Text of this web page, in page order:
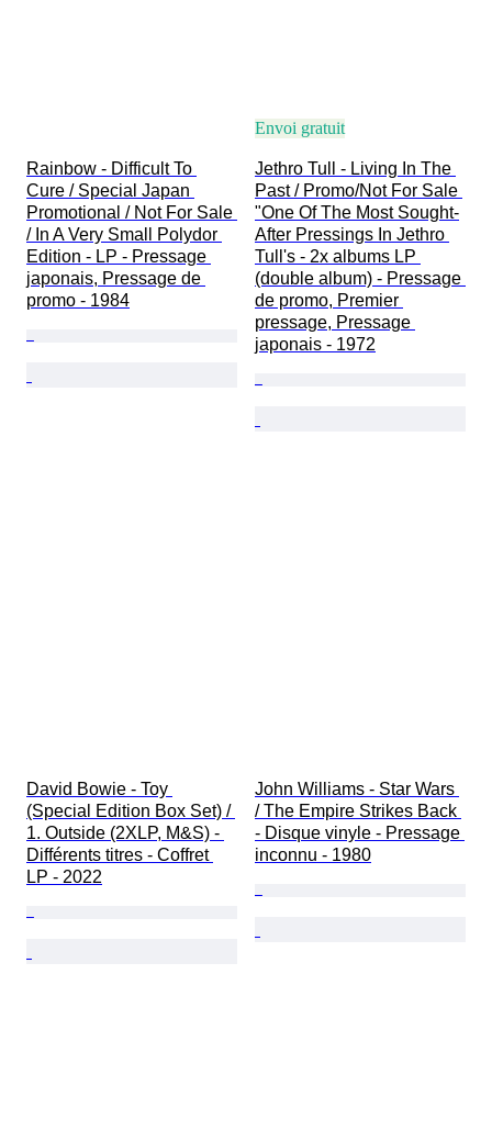
Rainbow - Difficult To
Cure / Special Japan
Promotional / Not For Sale
/ In A Very Small Polydor
Edition - LP - Pressage
japonais, Pressage de
promo - 1984
Envoi gratuit
Jethro Tull - Living In The
Past / Promo/Not For Sale
"One Of The Most Sought-
After Pressings In Jethro
Tull's - 2x albums LP
(double album) - Pressage
de promo, Premier
pressage, Pressage
japonais - 1972
David Bowie - Toy
(Special Edition Box Set) /
1. Outside (2XLP, M&S) -
Différents titres - Coffret
LP - 2022
John Williams - Star Wars
/ The Empire Strikes Back
- Disque vinyle - Pressage
inconnu - 1980